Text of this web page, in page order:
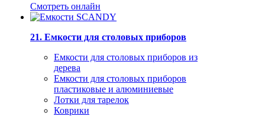
Смотреть онлайн
21. Емкости для столовых приборов
Емкости для столовых приборов из
дерева
Емкости для столовых приборов
пластиковые и алюминиевые
Лотки для тарелок
Коврики